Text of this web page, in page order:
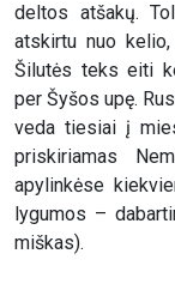
deltos atšakų.
atskirtu nuo
Šilutės teks eiti
per Šyšos upę.
veda tiesiai į
priskiriamas
apylinkėse
lygumos –
miškas).